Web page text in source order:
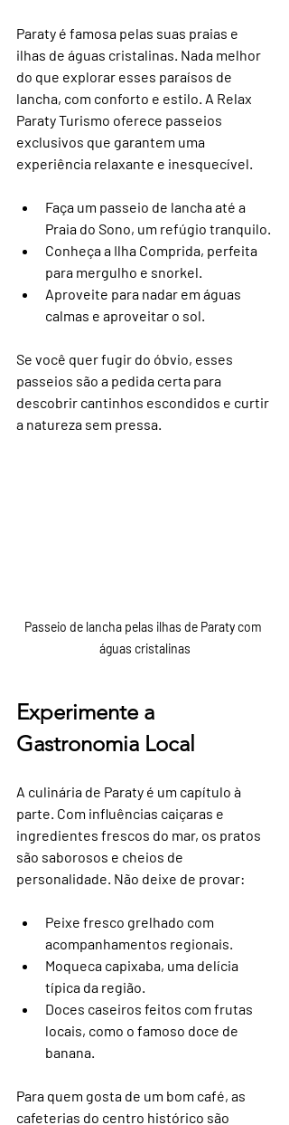
Paraty é famosa pelas suas praias e
ilhas de águas cristalinas. Nada melhor
do que explorar esses paraísos de
lancha, com conforto e estilo. A Relax
Paraty Turismo oferece passeios
exclusivos que garantem uma
experiência relaxante e inesquecível.
Faça um passeio de lancha até a
Praia do Sono, um refúgio tranquilo.
Conheça a Ilha Comprida, perfeita
para mergulho e snorkel.
Aproveite para nadar em águas
calmas e aproveitar o sol.
Se você quer fugir do óbvio, esses
passeios são a pedida certa para
descobrir cantinhos escondidos e curtir
a natureza sem pressa.
Passeio de lancha pelas ilhas de Paraty com
águas cristalinas
Experimente a
Gastronomia Local
A culinária de Paraty é um capítulo à
parte. Com influências caiçaras e
ingredientes frescos do mar, os pratos
são saborosos e cheios de
personalidade. Não deixe de provar:
Peixe fresco grelhado com
acompanhamentos regionais.
Moqueca capixaba, uma delícia
típica da região.
Doces caseiros feitos com frutas
locais, como o famoso doce de
banana.
Para quem gosta de um bom café, as
cafeterias do centro histórico são